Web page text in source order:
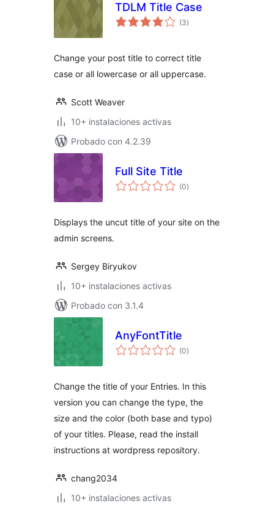
TDLM Title Case
(3total
de
)
Change your post title to correct title
case or all lowercase or all uppercase.
Scott Weaver
10+ instalaciones activas
Probado con 4.2.39
Full Site Title
(0total
de
)
Displays the uncut title of your site on the
admin screens.
Sergey Biryukov
10+ instalaciones activas
Probado con 3.1.4
AnyFontTitle
(0total
de
)
Change the title of your Entries. In this
version you can change the type, the
size and the color (both base and typo)
of your titles. Please, read the install
instructions at wordpress repository.
chang2034
10+ instalaciones activas